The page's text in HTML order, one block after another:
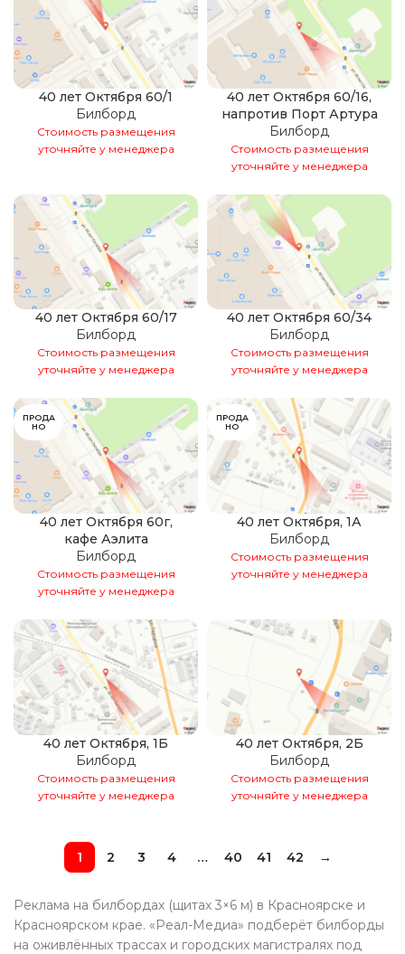
40 лет Октября 60/1
Билборд
Стоимость размещения
уточняйте у менеджера
40 лет Октября 60/16,
напротив Порт Артура
Билборд
Стоимость размещения
уточняйте у менеджера
40 лет Октября 60/17
Билборд
Стоимость размещения
уточняйте у менеджера
40 лет Октября 60/34
Билборд
Стоимость размещения
уточняйте у менеджера
ПРОДА
НО
40 лет Октября 60г,
кафе Аэлита
Билборд
Стоимость размещения
уточняйте у менеджера
ПРОДА
НО
40 лет Октября, 1А
Билборд
Стоимость размещения
уточняйте у менеджера
40 лет Октября, 1Б
Билборд
Стоимость размещения
уточняйте у менеджера
40 лет Октября, 2Б
Билборд
Стоимость размещения
уточняйте у менеджера
1 2 3 4 … 40 41 42 →
Реклама на билбордах (щитах 3×6 м) в Красноярске и
Красноярском крае. «Реал-Медиа» подберёт билборды
на оживлённых трассах и городских магистралях под